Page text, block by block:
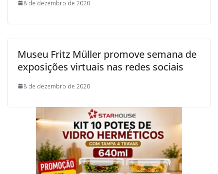
8 de dezembro de 2020
Museu Fritz Müller promove semana de
exposições virtuais nas redes sociais
8 de dezembro de 2020